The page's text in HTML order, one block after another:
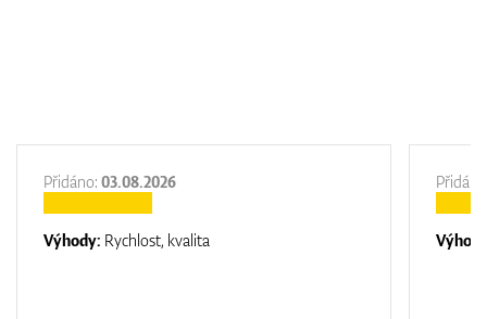
Přidáno: 03.08.2026
Výhody: Rychlost, kvalita